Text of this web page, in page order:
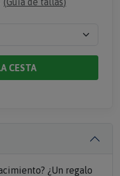
CESTA
¿Un regalo